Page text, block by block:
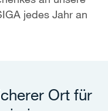
jedes Jahr an
Ort für